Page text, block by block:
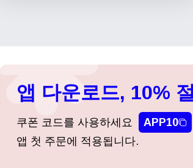
앱 다운로드, 10%
쿠폰 코드를 사용하세요
APP10
앱 첫 주문에 적용됩니다.